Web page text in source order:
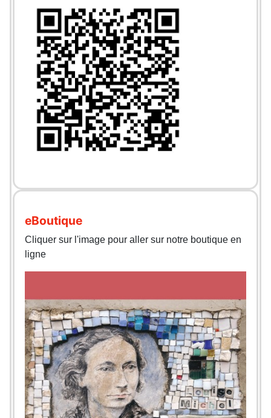
eBoutique
Cliquer sur l'image pour aller sur notre boutique en
ligne